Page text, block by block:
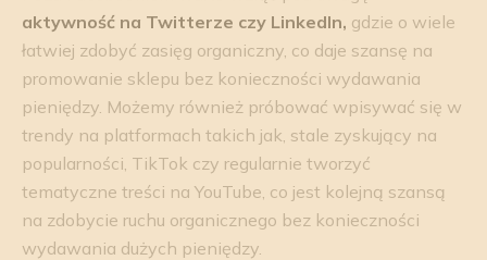
aktywność na Twitterze czy LinkedIn, gdzie o wiele
łatwiej zdobyć zasięg organiczny, co daje szansę na
promowanie sklepu bez konieczności wydawania
pieniędzy. Możemy również próbować wpisywać się w
trendy na platformach takich jak, stale zyskujący na
popularności, TikTok czy regularnie tworzyć
tematyczne treści na YouTube, co jest kolejną szansą
na zdobycie ruchu organicznego bez konieczności
wydawania dużych pieniędzy.